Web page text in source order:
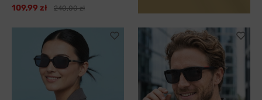
109,99 zł 240,00 zł